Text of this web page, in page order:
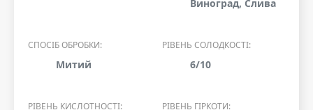
Виноград, Слива
СПОСІБ ОБРОБКИ:
Митий
РІВЕНЬ СОЛОДКОСТІ:
6/10
РІВЕНЬ КИСЛОТНОСТІ: РІВЕНЬ ГІРКОТИ: